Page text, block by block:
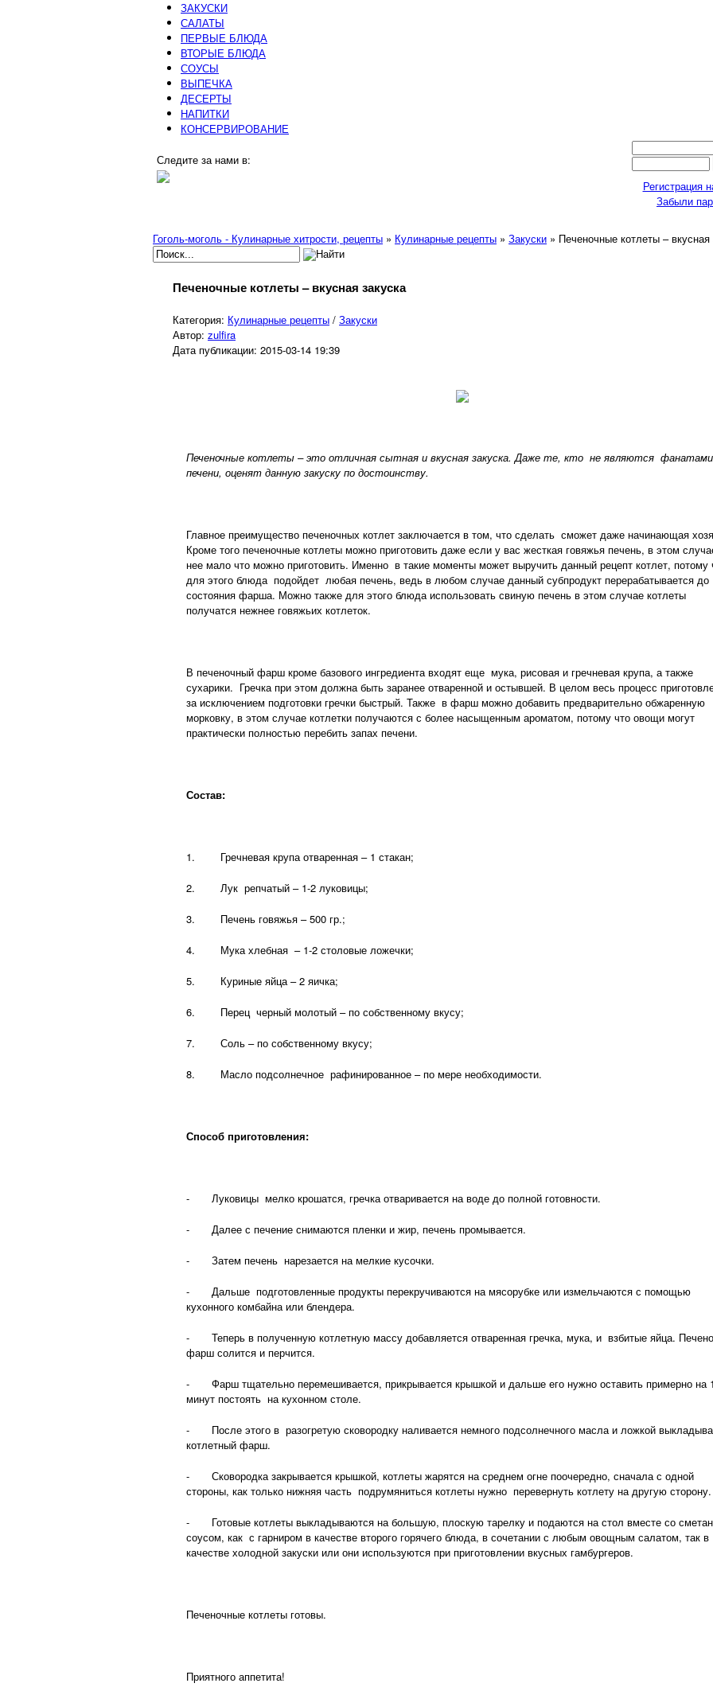
ЗАКУСКИ
САЛАТЫ
ПЕРВЫЕ БЛЮДА
ВТОРЫЕ БЛЮДА
СОУСЫ
ВЫПЕЧКА
ДЕСЕРТЫ
НАПИТКИ
КОНСЕРВИРОВАНИЕ
Следите за нами в:
Регистрация
Забыли
Гоголь-моголь - Кулинарные хитрости, рецепты » Кулинарные рецепты » Закуски » Печеночные котлеты – вкусная
Печеночные котлеты – вкусная закуска
Категория: Кулинарные рецепты / Закуски
Автор: zulfira
Дата публикации: 2015-03-14 19:39
Печеночные котлеты – это отличная сытная и вкусная закуска. Даже те, кто не являются фанатами
печени, оценят данную закуску по достоинству.
Главное преимущество печеночных котлет заключается в том, что сделать сможет даже начинающая
Кроме того печеночные котлеты можно приготовить даже если у вас жесткая говяжья печень, в этом
нее мало что можно приготовить. Именно в такие моменты может выручить данный рецепт котлет, потому
для этого блюда подойдет любая печень, ведь в любом случае данный субпродукт перерабатывается до
состояния фарша. Можно также для этого блюда использовать свиную печень в этом случае котлеты
получатся нежнее говяжьих котлеток.
В печеночный фарш кроме базового ингредиента входят еще мука, рисовая и гречневая крупа, а также
сухарики. Гречка при этом должна быть заранее отваренной и остывшей. В целом весь процесс
за исключением подготовки гречки быстрый. Также в фарш можно добавить предварительно обжаренную
морковку, в этом случае котлетки получаются с более насыщенным ароматом, потому что овощи могут
практически полностью перебить запах печени.
Состав:
1. Гречневая крупа отваренная – 1 стакан;
2. Лук репчатый – 1-2 луковицы;
3. Печень говяжья – 500 гр.;
4. Мука хлебная – 1-2 столовые ложечки;
5. Куриные яйца – 2 яичка;
6. Перец черный молотый – по собственному вкусу;
7. Соль – по собственному вкусу;
8. Масло подсолнечное рафинированное – по мере необходимости.
Способ приготовления:
- Луковицы мелко крошатся, гречка отваривается на воде до полной готовности.
- Далее с печение снимаются пленки и жир, печень промывается.
- Затем печень нарезается на мелкие кусочки.
- Дальше подготовленные продукты перекручиваются на мясорубке или измельчаются с помощью
кухонного комбайна или блендера.
- Теперь в полученную котлетную массу добавляется отваренная гречка, мука, и взбитые яйца.
фарш солится и перчится.
- Фарш тщательно перемешивается, прикрывается крышкой и дальше его нужно оставить примерно на
минут постоять на кухонном столе.
- После этого в разогретую сковородку наливается немного подсолнечного масла и ложкой
котлетный фарш.
- Сковородка закрывается крышкой, котлеты жарятся на среднем огне поочередно, сначала с одной
стороны, как только нижняя часть подрумяниться котлеты нужно перевернуть котлету на другую сторону.
- Готовые котлеты выкладываются на большую, плоскую тарелку и подаются на стол вместе со
соусом, как с гарниром в качестве второго горячего блюда, в сочетании с любым овощным салатом, так в
качестве холодной закуски или они используются при приготовлении вкусных гамбургеров.
Печеночные котлеты готовы.
Приятного аппетита!